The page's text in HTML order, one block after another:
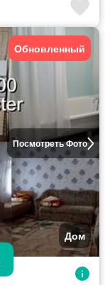
Посмотреть Фото
Обновленный
Дом